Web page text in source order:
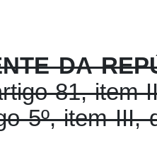
DA
81, item
5º, item III,